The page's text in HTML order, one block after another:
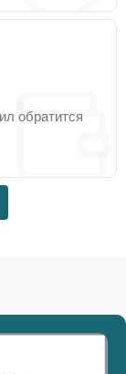
обратится